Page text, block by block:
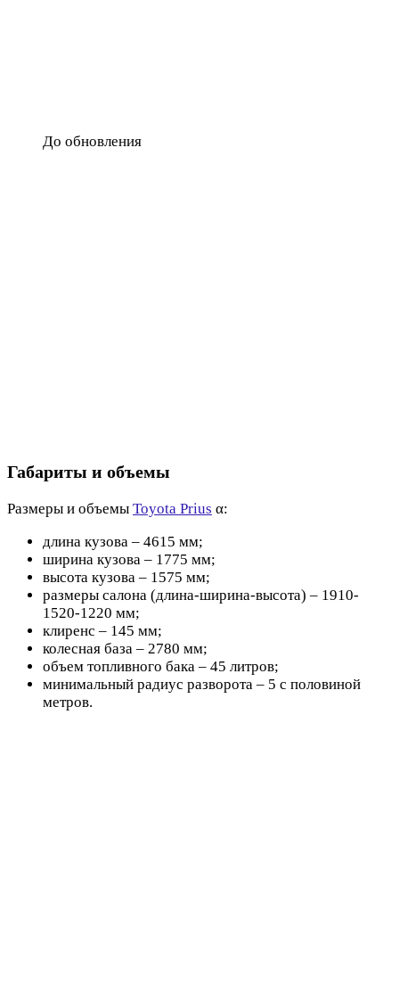
До обновления
Габариты и объемы
Размеры и объемы Toyota Prius α:
длина кузова – 4615 мм;
ширина кузова – 1775 мм;
высота кузова – 1575 мм;
размеры салона (длина-ширина-высота) – 1910-
1520-1220 мм;
клиренс – 145 мм;
колесная база – 2780 мм;
объем топливного бака – 45 литров;
минимальный радиус разворота – 5 с половиной
метров.